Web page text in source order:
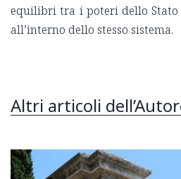
equilibri tra i poteri dello
all’interno dello stesso sistema.
Altri articoli